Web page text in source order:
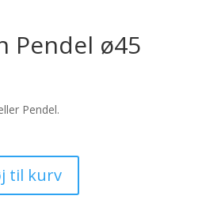
Pendel ø45
Pendel.
til kurv